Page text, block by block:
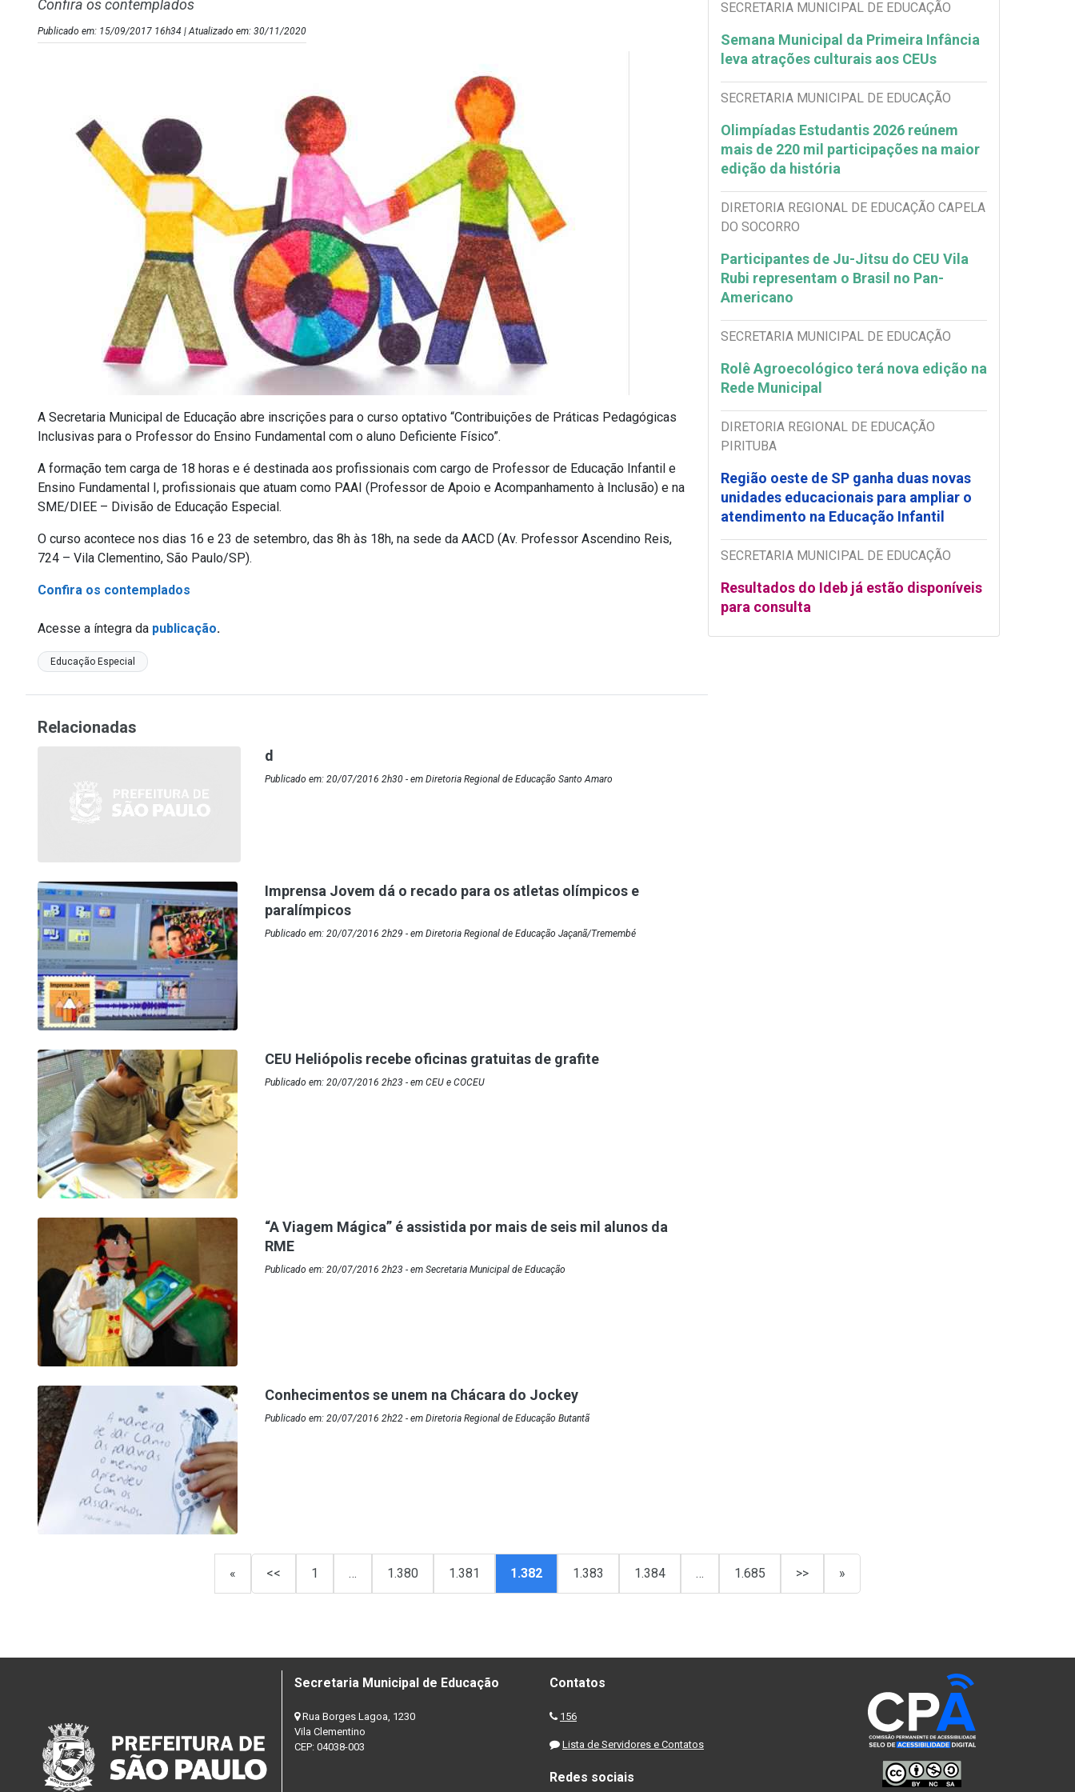
Confira os contemplados
Publicado em: 15/09/2017 16h34 | Atualizado em: 30/11/2020
A Secretaria Municipal de Educação abre inscrições para o curso optativo “Contribuições de Práticas Pedagógicas
Inclusivas para o Professor do Ensino Fundamental com o aluno Deficiente Físico”.
A formação tem carga de 18 horas e é destinada aos profissionais com cargo de Professor de Educação Infantil e
Ensino Fundamental I, profissionais que atuam como PAAI (Professor de Apoio e Acompanhamento à Inclusão) e na
SME/DIEE – Divisão de Educação Especial.
O curso acontece nos dias 16 e 23 de setembro, das 8h às 18h, na sede da AACD (Av. Professor Ascendino Reis,
724 – Vila Clementino, São Paulo/SP).
Confira os contemplados
Acesse a íntegra da publicação.
Educação Especial
SECRETARIA MUNICIPAL DE EDUCAÇÃO
Semana Municipal da Primeira Infância
leva atrações culturais aos CEUs
SECRETARIA MUNICIPAL DE EDUCAÇÃO
Olimpíadas Estudantis 2026 reúnem
mais de 220 mil participações na maior
edição da história
DIRETORIA REGIONAL DE EDUCAÇÃO CAPELA
DO SOCORRO
Participantes de Ju-Jitsu do CEU Vila
Rubi representam o Brasil no Pan-
Americano
SECRETARIA MUNICIPAL DE EDUCAÇÃO
Rolê Agroecológico terá nova edição na
Rede Municipal
DIRETORIA REGIONAL DE EDUCAÇÃO
PIRITUBA
Região oeste de SP ganha duas novas
unidades educacionais para ampliar o
atendimento na Educação Infantil
SECRETARIA MUNICIPAL DE EDUCAÇÃO
Resultados do Ideb já estão disponíveis
para consulta
Relacionadas
d
Publicado em: 20/07/2016 2h30 - em Diretoria Regional de Educação Santo Amaro
Imprensa Jovem dá o recado para os atletas olímpicos e
paralímpicos
Publicado em: 20/07/2016 2h29 - em Diretoria Regional de Educação Jaçanã/Tremembé
CEU Heliópolis recebe oficinas gratuitas de grafite
Publicado em: 20/07/2016 2h23 - em CEU e COCEU
“A Viagem Mágica” é assistida por mais de seis mil alunos da
RME
Publicado em: 20/07/2016 2h23 - em Secretaria Municipal de Educação
Conhecimentos se unem na Chácara do Jockey
Publicado em: 20/07/2016 2h22 - em Diretoria Regional de Educação Butantã
« << 1 … 1.380 1.381 1.382 1.383 1.384 … 1.685 >> »
Secretaria Municipal de Educação
Rua Borges Lagoa, 1230
Vila Clementino
CEP: 04038-003
Contatos
156
Lista de Servidores e Contatos
Redes sociais